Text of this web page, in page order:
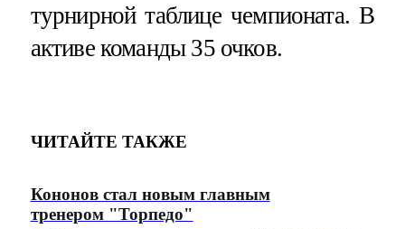
турнирной таблице чемпионата. В
активе команды 35 очков.
ЧИТАЙТЕ ТАКЖЕ
Кононов стал новым главным
тренером "Торпедо"